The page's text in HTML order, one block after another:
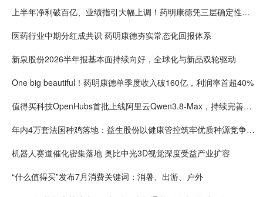
上半年净利破百亿、业绩指引大幅上调！药明康德凭三层确定性接住K型分化红利
医药行业中期分红成共识 药明康德夯实常态化回报体系
新泉股份2026半年报基本面持续向好，全球化与新品双轮驱动
One big beautiful！药明康德单季度收入破160亿，利润率首超40%
值得买科技OpenHubs首批上线阿里云Qwen3.8-Max，持续完善企业多模型服务
年内4万套法国种鸡落地：益生股份以健康管控筑牢优质种源竞争壁垒
机器人赛道催化密集落地 奥比中光3D视觉深度受益产业扩容
“什么值得买”发布7月消费关键词：消暑、出游、户外